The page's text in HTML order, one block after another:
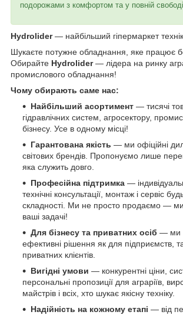
подорожами з комфортом та у повній
Hydrolider— найбільший гіпермаркет
Шукаєте потужне обладнання, яке працює
Обирайте Hydrolider— лідера на ринку
промислового обладнання!
Чому обирають саме нас:
Найбільший асортимент — тисячі
гідравлічних систем, агросектору,
бізнесу. Усе в одному місці!
Гарантована якість — ми офіційні
світових брендів. Пропонуємо лише
яка служить довго.
Професійна підтримка —
технічні консультації, монтаж і сервіс
складності. Ми не просто продаємо — ми
ваші задачі!
Для бізнесу та приватних осіб — ми
ефективні рішення як для підприємств,
приватних клієнтів.
Вигідні умови — конкурентні ціни,
персональні пропозиції для аграріїв,
майстрів і всіх, хто шукає якісну техніку.
Надійність на кожному етапі — від